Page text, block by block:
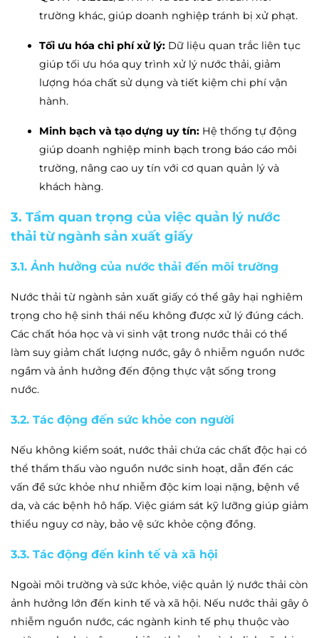
trường khác, giúp doanh nghiệp tránh bị xử phạt.
Tối ưu hóa chi phí xử lý: Dữ liệu quan trắc liên tục
giúp tối ưu hóa quy trình xử lý nước thải, giảm
lượng hóa chất sử dụng và tiết kiệm chi phí vận
hành.
Minh bạch và tạo dựng uy tín: Hệ thống tự động
giúp doanh nghiệp minh bạch trong báo cáo môi
trường, nâng cao uy tín với cơ quan quản lý và
khách hàng.
3. Tầm quan trọng của việc quản lý nước
thải từ ngành sản xuất giấy
3.1. Ảnh hưởng của nước thải đến môi trường
Nước thải từ ngành sản xuất giấy có thể gây hại nghiêm
trọng cho hệ sinh thái nếu không được xử lý đúng cách.
Các chất hóa học và vi sinh vật trong nước thải có thể
làm suy giảm chất lượng nước, gây ô nhiễm nguồn nước
ngầm và ảnh hưởng đến động thực vật sống trong
nước.
3.2. Tác động đến sức khỏe con người
Nếu không kiểm soát, nước thải chứa các chất độc hại có
thể thẩm thấu vào nguồn nước sinh hoạt, dẫn đến các
vấn đề sức khỏe như nhiễm độc kim loại nặng, bệnh về
da, và các bệnh hô hấp. Việc giám sát kỹ lưỡng giúp giảm
thiểu nguy cơ này, bảo vệ sức khỏe cộng đồng.
3.3. Tác động đến kinh tế và xã hội
Ngoài môi trường và sức khỏe, việc quản lý nước thải còn
ảnh hưởng lớn đến kinh tế và xã hội. Nếu nước thải gây ô
nhiễm nguồn nước, các ngành kinh tế phụ thuộc vào